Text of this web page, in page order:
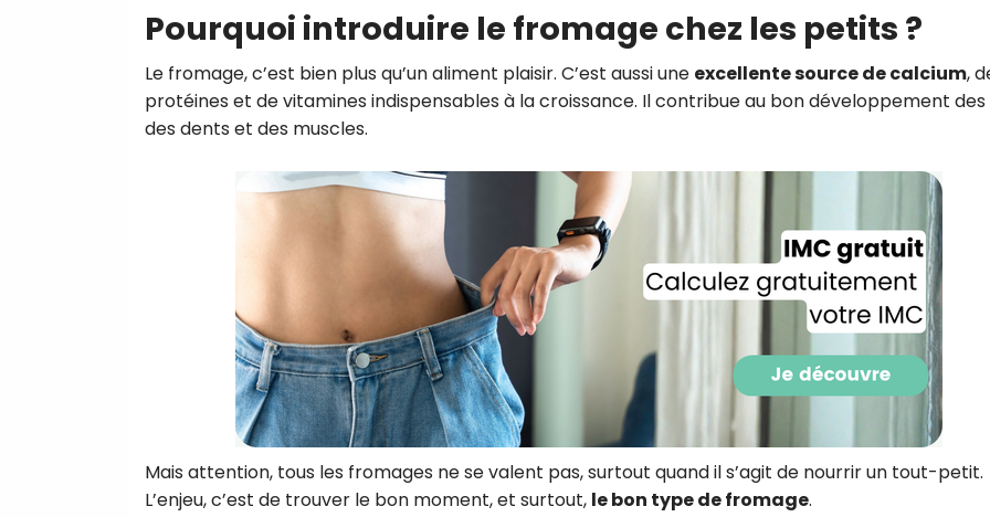
Pourquoi introduire le fromage chez les petits ?
Le fromage, c’est bien plus qu’un aliment plaisir. C’est aussi une excellente source de calcium,
protéines et de vitamines indispensables à la croissance. Il contribue au bon développement des
des dents et des muscles.
Mais attention, tous les fromages ne se valent pas, surtout quand il s’agit de nourrir un tout-petit.
L’enjeu, c’est de trouver le bon moment, et surtout, le bon type de fromage.
de nos meilleures
spécial famille !
Ainsi que la newsletter
Je consens à ce que la société
Prisma Players analyse le taux
des courriels pour mesurer et
performances des campagnes.
pourrons savoir si vous ouvrez les
l'heure à laquelle vous le faites ainsi
des informations sur le terminal que
utilisez. Pour en savoir plus sur ces
voir notrepolitique de confidentialité
Je reçois mon cadeau !
Votre adresse email sera utilisée par Digital Prisma
envoyer votre newsletter contenant des offres